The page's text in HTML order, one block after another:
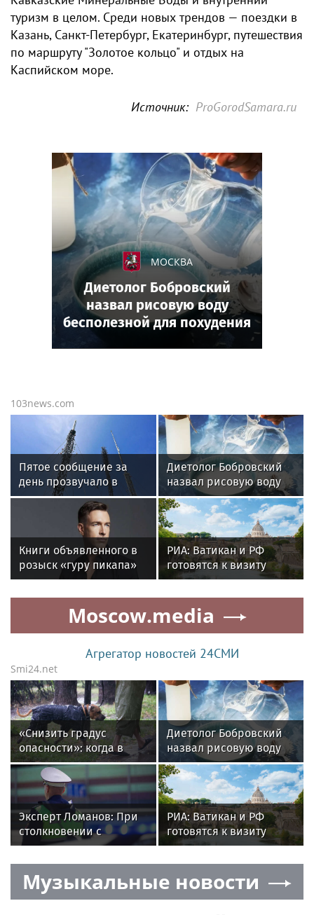
туризм в целом. Среди новых трендов — поездки в
Казань, Санкт-Петербург, Екатеринбург, путешествия
по маршруту "Золотое кольцо" и отдых на
Каспийском море.
Источник: ProGorodSamara.ru
103news.com
Пятое сообщение за
день прозвучало в
эфире радиостанции
«Судного дня»
Диетолог Бобровский
назвал рисовую воду
бесполезной для
похудения
Книги объявленного в
розыск «гуру пикапа»
Алекса Лесли снова
продают в России
РИА: Ватикан и РФ
готовятся к визиту
главы дипслужбы
Святого престола в
Москву
Moscow.media
Агрегатор новостей 24СМИ
Smi24.net
«Снизить градус
опасности»: когда в
Москве начнется гроза
и закончится жара
Диетолог Бобровский
назвал рисовую воду
бесполезной для
похудения
Эксперт Ломанов: При
столкновении с
автоподставщиками
РИА: Ватикан и РФ
готовятся к визиту
главы дипслужбы
Музыкальные новости
МОСКВА
Диетолог Бобровский
назвал рисовую воду
бесполезной для похудения